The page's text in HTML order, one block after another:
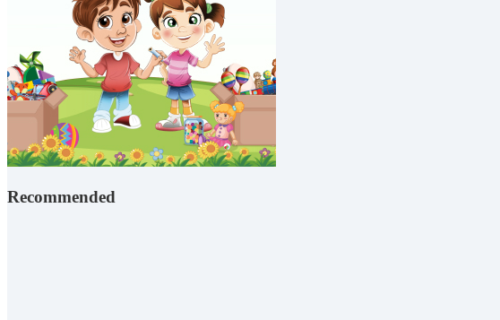
Recommended